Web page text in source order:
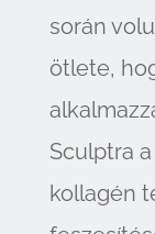
során
ötlete,
Sculptra
kollagén